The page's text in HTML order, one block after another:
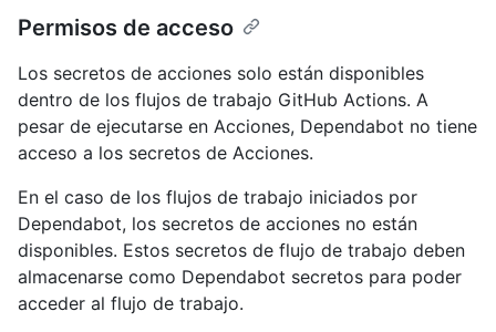
Permisos de acceso
Los secretos de acciones solo están disponibles
dentro de los flujos de trabajo GitHub Actions. A
pesar de ejecutarse en Acciones, Dependabot no tiene
acceso a los secretos de Acciones.
En el caso de los flujos de trabajo iniciados por
Dependabot, los secretos de acciones no están
disponibles. Estos secretos de flujo de trabajo deben
almacenarse como Dependabot secretos para poder
acceder al flujo de trabajo.